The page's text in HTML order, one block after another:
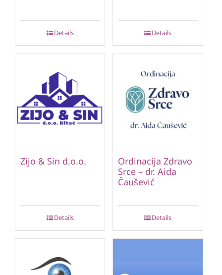
Details Details
Zijo & Sin d.o.o.
Details
Ordinacija Zdravo
Srce – dr. Aida
Čaušević
Details